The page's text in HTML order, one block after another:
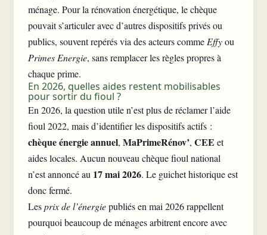
ménage. Pour la rénovation énergétique, le chèque
pouvait s’articuler avec d’autres dispositifs privés ou
publics, souvent repérés via des acteurs comme Effyou
Primes Energie, sans remplacer les règles propres à
chaque prime.
En 2026, quelles aides restent mobilisables
pour sortir du fioul ?
En 2026, la question utile n’est plus de réclamer l’aide
fioul 2022, mais d’identifier les dispositifs actifs :
chèque énergie annuel, MaPrimeRénov’, CEE et
aides locales. Aucun nouveau chèque fioul national
n’est annoncé au 17 mai 2026. Le guichet historique est
donc fermé.
Lesprix de l’énergiepubliés en mai 2026 rappellent
pourquoi beaucoup de ménages arbitrent encore avec